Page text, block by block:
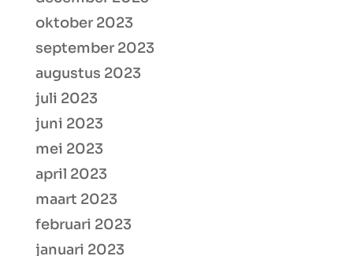
oktober 2023
september 2023
augustus 2023
juli 2023
juni 2023
mei 2023
april 2023
maart 2023
februari 2023
januari 2023